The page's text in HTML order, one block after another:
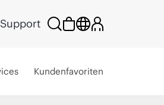
Support
Kundenfavoriten